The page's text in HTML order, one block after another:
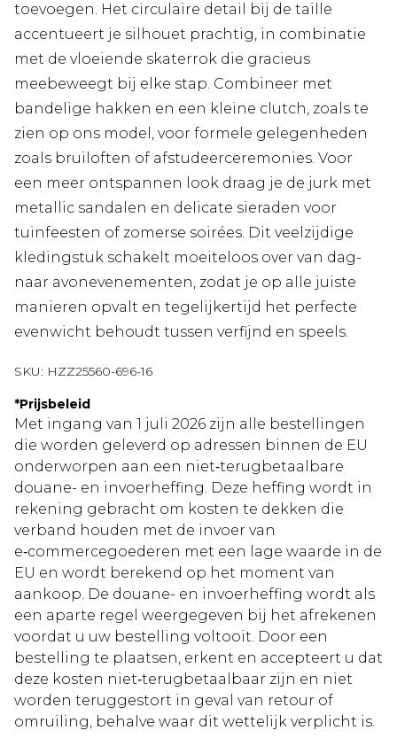
toevoegen. Het circulaire detail bij de taille
accentueert je silhouet prachtig, in combinatie
met de vloeiende skaterrok die gracieus
meebeweegt bij elke stap. Combineer met
bandelige hakken en een kleine clutch, zoals te
zien op ons model, voor formele gelegenheden
zoals bruiloften of afstudeerceremonies. Voor
een meer ontspannen look draag je de jurk met
metallic sandalen en delicate sieraden voor
tuinfeesten of zomerse soirées. Dit veelzijdige
kledingstuk schakelt moeiteloos over van dag-
naar avonevenementen, zodat je op alle juiste
manieren opvalt en tegelijkertijd het perfecte
evenwicht behoudt tussen verfijnd en speels.
SKU: HZZ25560-696-16
*Prijsbeleid
Met ingang van 1 juli 2026 zijn alle bestellingen
die worden geleverd op adressen binnen de EU
onderworpen aan een niet‑terugbetaalbare
douane- en invoerheffing. Deze heffing wordt in
rekening gebracht om kosten te dekken die
verband houden met de invoer van
e‑commercegoederen met een lage waarde in de
EU en wordt berekend op het moment van
aankoop. De douane- en invoerheffing wordt als
een aparte regel weergegeven bij het afrekenen
voordat u uw bestelling voltooit. Door een
bestelling te plaatsen, erkent en accepteert u dat
deze kosten niet‑terugbetaalbaar zijn en niet
worden teruggestort in geval van retour of
omruiling, behalve waar dit wettelijk verplicht is.